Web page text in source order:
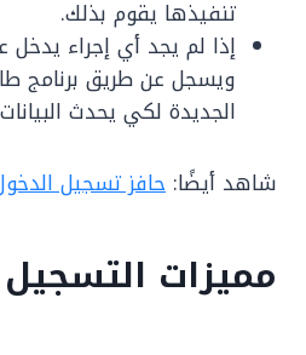
تنفيذها يقوم بذلك.
إذا لم يجد أي إجراء يدخل
ويسجل عن طريق برنامج
الجديدة لكي يحدث
شاهد أيضًا: حافز تسجيل
مميزات